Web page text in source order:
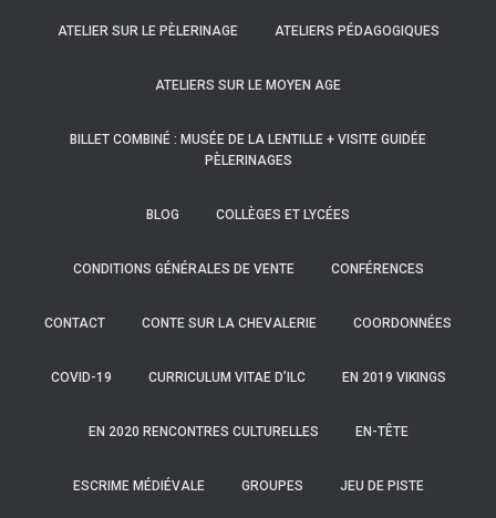
ATELIER SUR LE PÈLERINAGE ATELIERS PÉDAGOGIQUES
ATELIERS SUR LE MOYEN AGE
BILLET COMBINÉ : MUSÉE DE LA LENTILLE + VISITE GUIDÉE
PÈLERINAGES
BLOG COLLÈGES ET LYCÉES
CONDITIONS GÉNÉRALES DE VENTE CONFÉRENCES
CONTACT CONTE SUR LA CHEVALERIE COORDONNÉES
COVID-19 CURRICULUM VITAE D’ILC EN 2019 VIKINGS
EN 2020 RENCONTRES CULTURELLES EN-TÊTE
ESCRIME MÉDIÉVALE GROUPES JEU DE PISTE